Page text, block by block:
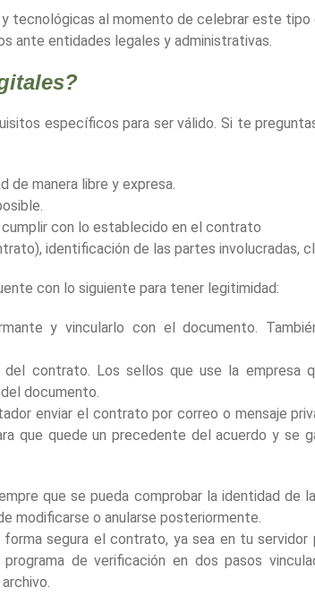
tecnológicas al momento de celebrar este
ante entidades legales y administrativas.
específicos para ser válido. Si te
de manera libre y expresa.
con lo establecido en el contrato
identificación de las partes involucradas,
con lo siguiente para tener legitimidad:
y vincularlo con el documento.
del contrato. Los sellos que use la empresa
documento.
enviar el contrato por correo o mensaje
que quede un precedente del acuerdo y se
que se pueda comprobar la identidad de
modificarse o anularse posteriormente.
segura el contrato, ya sea en tu
de verificación en dos pasos